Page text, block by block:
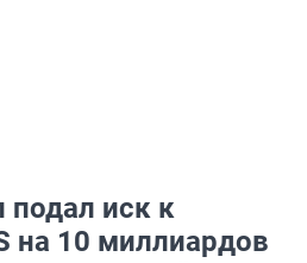
иск к
на 10 миллиардов